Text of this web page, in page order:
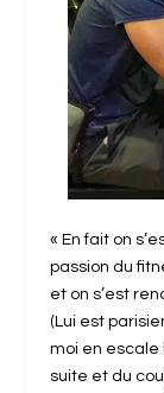
« En fait on
passion du
et on s’est
(Lui est
moi en escale
suite et du